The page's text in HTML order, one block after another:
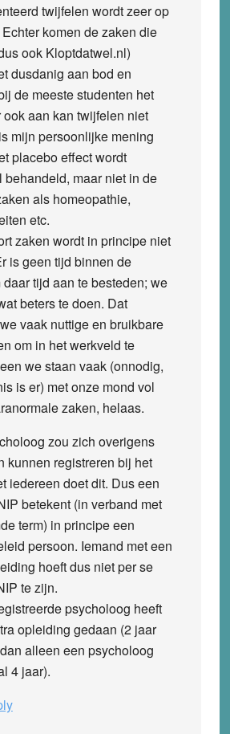
twijfelen wordt zeer op
komen de zaken die
ook Kloptdatwel.nl)
dusdanig aan bod en
de meeste studenten het
ook aan kan twijfelen niet
mijn persoonlijke mening
placebo effect wordt
behandeld, maar niet in de
als homeopathie,
etc.
zaken wordt in principe niet
is geen tijd binnen de
tijd aan te besteden; we
beters te doen. Dat
vaak nuttige en bruikbare
om in het werkveld te
we staan vaak (onnodig,
is er) met onze mond vol
zaken, helaas.
zou zich overigens
kunnen registreren bij het
iedereen doet dit. Dus een
betekent (in verband met
term) in principe een
persoon. Iemand met een
hoeft dus niet per se
te zijn.
psycholoog heeft
opleiding gedaan (2 jaar
alleen een psycholoog
4 jaar).